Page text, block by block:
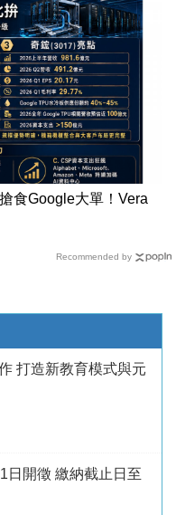
食Google大單！Vera
Recommended by
打造新教育模式與元
日開徵 繳納截止日至